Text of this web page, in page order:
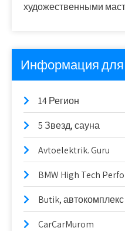
художественными
Информация для
14 Регион
5 Звезд, сауна
Avtoelektrik. Guru
BMW High Tech
Butik, автокомплекс
CarCarMurom